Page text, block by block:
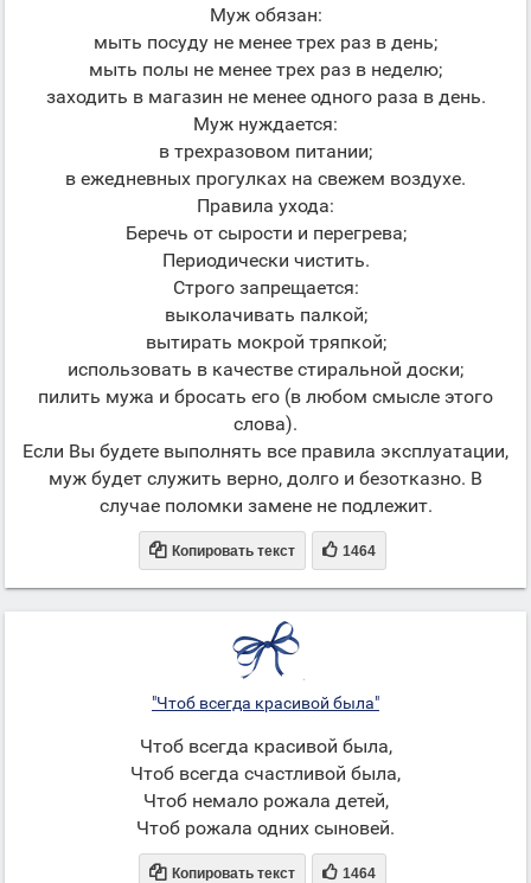
Муж обязан:
мыть посуду не менее трех раз в день;
мыть полы не менее трех раз в неделю;
заходить в магазин не менее одного раза в день.
Муж нуждается:
в трехразовом питании;
в ежедневных прогулках на свежем воздухе.
Правила ухода:
Беречь от сырости и перегрева;
Периодически чистить.
Строго запрещается:
выколачивать палкой;
вытирать мокрой тряпкой;
использовать в качестве стиральной доски;
пилить мужа и бросать его (в любом смысле этого
слова).
Если Вы будете выполнять все правила эксплуатации,
муж будет служить верно, долго и безотказно. В
случае поломки замене не подлежит.
 Копировать текст  1464
"Чтоб всегда красивой была"
Чтоб всегда красивой была,
Чтоб всегда счастливой была,
Чтоб немало рожала детей,
Чтоб рожала одних сыновей.
 Копировать текст  1464